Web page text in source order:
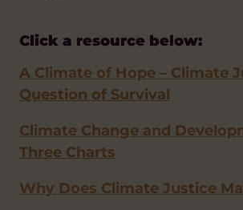
Click a resource below:
A Climate of Hope – Climate
Question of Survival
Climate Change and
Three Charts
Why Does Climate Justice